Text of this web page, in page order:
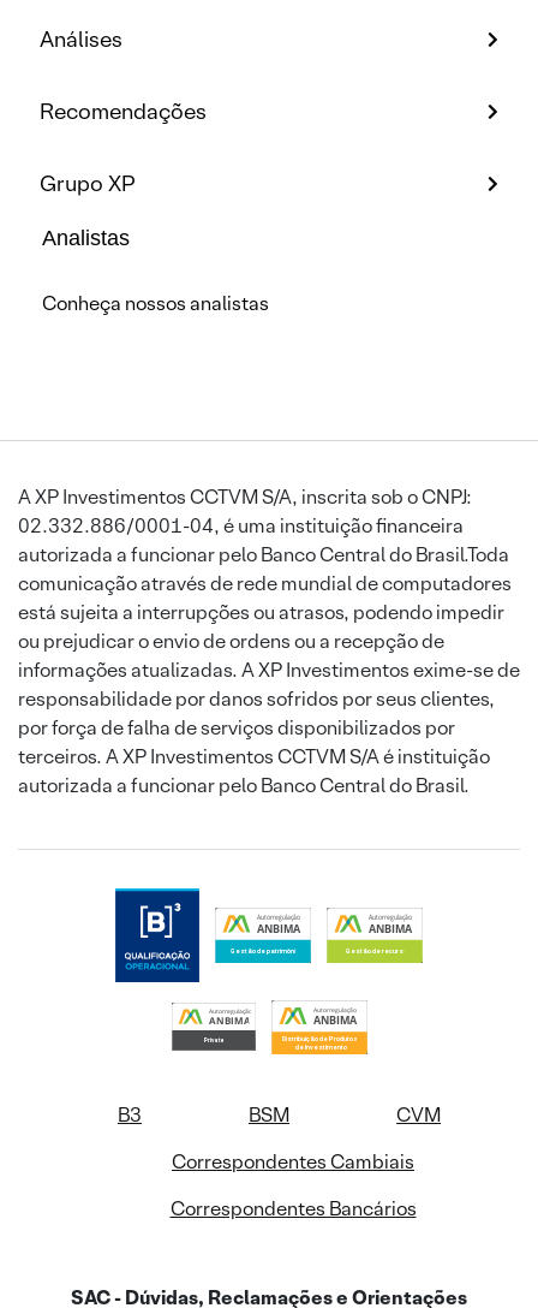
Análises
Recomendações
Grupo XP
Analistas
Conheça nossos analistas
A XP Investimentos CCTVM S/A, inscrita sob o CNPJ:
02.332.886/0001-04, é uma instituição financeira
autorizada a funcionar pelo Banco Central do Brasil.Toda
comunicação através de rede mundial de computadores
está sujeita a interrupções ou atrasos, podendo impedir
ou prejudicar o envio de ordens ou a recepção de
informações atualizadas. A XP Investimentos exime-se de
responsabilidade por danos sofridos por seus clientes,
por força de falha de serviços disponibilizados por
terceiros. A XP Investimentos CCTVM S/A é instituição
autorizada a funcionar pelo Banco Central do Brasil.
B3 BSM
CVM
Correspondentes Cambiais
Correspondentes Bancários
SAC - Dúvidas, Reclamações e Orientações